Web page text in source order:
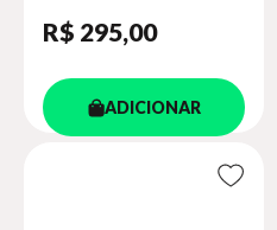
R$ 295,00
ADICIONAR